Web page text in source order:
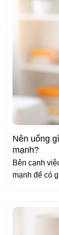
Nên uống
mạnh?
Bên cạnh
mạnh để có